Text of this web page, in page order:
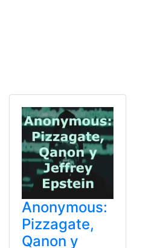
Anonymous:
Pizzagate,
Qanon y